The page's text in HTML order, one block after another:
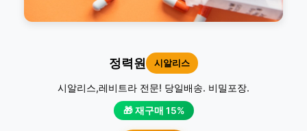
정력원 시알리스
시알리스,레비트라 전문! 당일배송. 비밀포장.
🎁 재구매 15%